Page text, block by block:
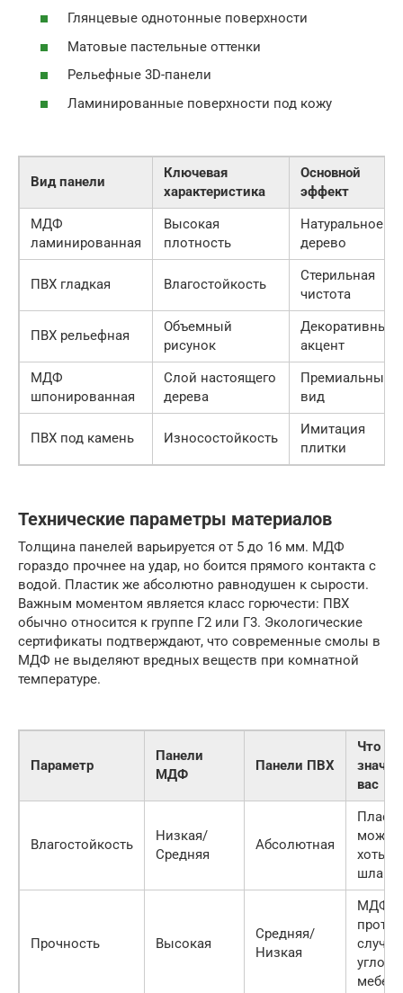
Глянцевые однотонные поверхности
Матовые пастельные оттенки
Рельефные 3D-панели
Ламинированные поверхности под кожу
Вид панели
Ключевая
характеристика
Основной
эффект
МДФ
ламинированная
Высокая
плотность
Натуральное
дерево
ПВХ гладкая Влагостойкость
Стерильная
чистота
ПВХ рельефная
Объемный
рисунок
Декоративный
акцент
МДФ
шпонированная
Слой настоящего
дерева
Премиальный
вид
ПВХ под камень Износостойкость
Имитация
плитки
Технические параметры материалов
Толщина панелей варьируется от 5 до 16 мм. МДФ
гораздо прочнее на удар, но боится прямого контакта с
водой. Пластик же абсолютно равнодушен к сырости.
Важным моментом является класс горючести: ПВХ
обычно относится к группе Г2 или Г3. Экологические
сертификаты подтверждают, что современные смолы в
МДФ не выделяют вредных веществ при комнатной
температуре.
Параметр
Панели
МДФ
Панели ПВХ
Что
вас
Влагостойкость
Низкая/
Средняя
Абсолютная
хоть из
шланга
Прочность Высокая
Средняя/
Низкая
МДФ
углом